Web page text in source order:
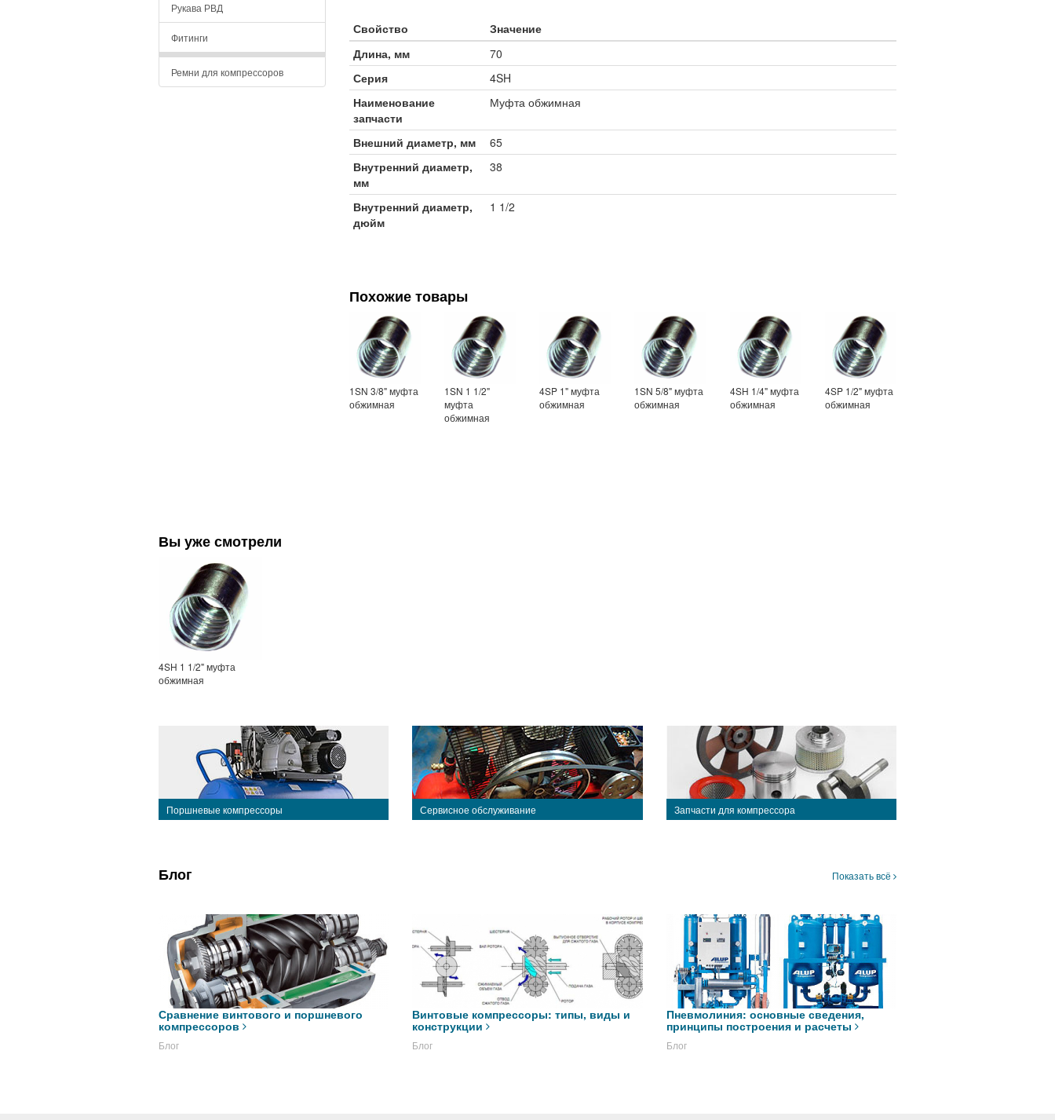
Рукава РВД
Фитинги
Ремни для компрессоров
Свойство
Значение
Длина, мм
70
Серия
4SH
Наименование
запчасти
Муфта обжимная
Внешний диаметр, мм
65
Внутренний диаметр,
мм
38
Внутренний диаметр,
дюйм
1 1/2
Похожие товары
1SN 3/8" муфта
обжимная
1SN 1 1/2"
муфта
обжимная
4SP 1" муфта
обжимная
1SN 5/8" муфта
обжимная
4SH 1/4" муфта
обжимная
4SP 1/2" муфта
обжимная
Вы уже смотрели
4SH 1 1/2" муфта
обжимная
Поршневые компрессоры Сервисное обслуживание Запчасти для компрессора
Блог Показать всё
Сравнение винтового и поршневого
компрессоров
Блог
Винтовые компрессоры: типы, виды и
конструкции
Блог
Пневмолиния: основные сведения,
принципы построения и расчеты
Блог